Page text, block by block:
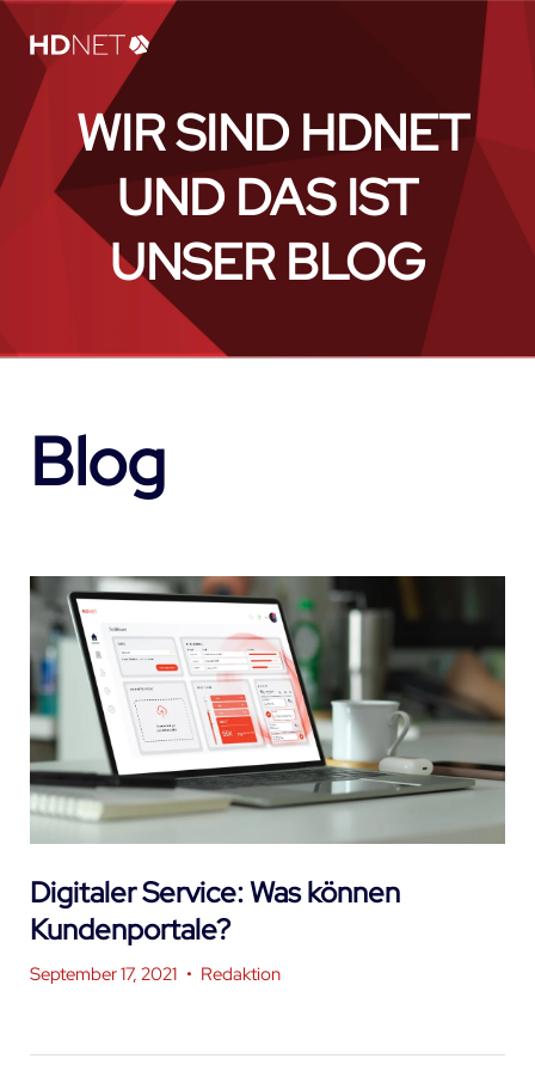
WIR SIND HDNET
UND DAS IST
UNSER BLOG
Blog
Digitaler Service: Was können
Kundenportale?
September 17, 2021 • Redaktion